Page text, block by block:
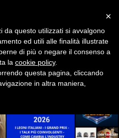
×
da questo utilizzati si avvalgono
ed utili alle finalità illustrate
di più o negare il consenso a
la cookie policy.
questa pagina, cliccando
in altra maniera,